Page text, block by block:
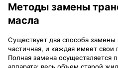
Методы замены
масла
Существует два способа
частичная, и каждая имеет свои
Полная замена осуществляется